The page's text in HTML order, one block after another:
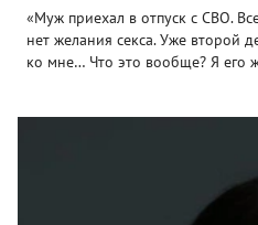
«Муж приехал в отпуск с СВО.
нет желания секса. Уже второй
ко мне… Что это вообще? Я его